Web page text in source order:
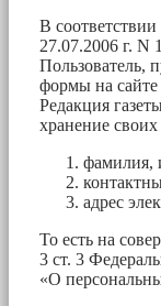
В соответствии
27.07.2006 г.
Пользователь,
формы на
Редакция
хранение
фамилия,
адрес
То есть на
3 ст. 3
«О